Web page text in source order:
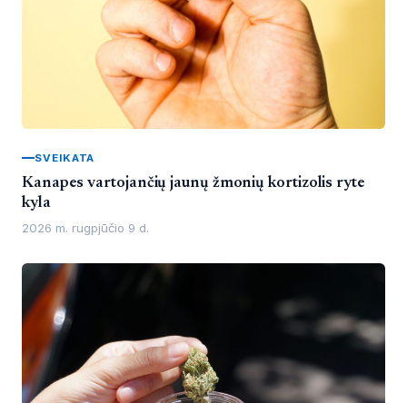
SVEIKATA
Kanapes vartojančių jaunų žmonių kortizolis ryte
kyla
2026 m. rugpjūčio 9 d.